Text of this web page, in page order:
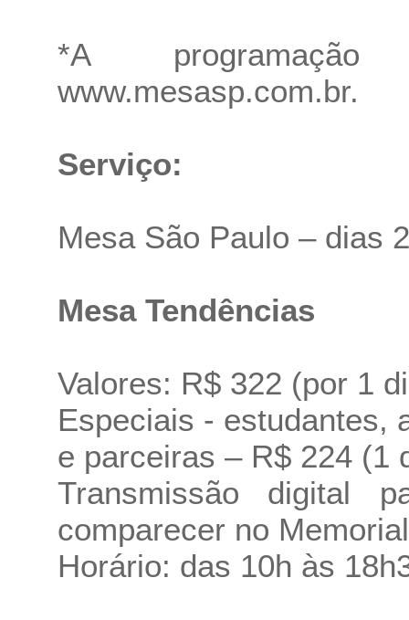
*A
www.mesasp.com.br.
Serviço:
Mesa São Paulo – dias
Mesa Tendências
Valores: R$ 322 (por 1
Especiais - estudantes,
e parceiras – R$ 224 (1
Transmissão digital
comparecer no
Horário: das 10h às